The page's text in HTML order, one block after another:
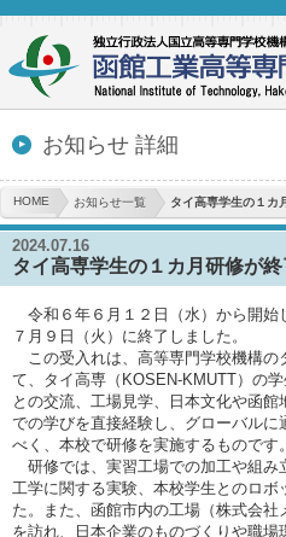
お知らせ 詳細
HOME お知らせ一覧 タイ高専学生の１カ
2024.07.16
タイ高専学生の１カ月研修が
令和６年６月１２日（水）から開始
７月９日（火）に終了しました。
この受入れは、高等専門学校機構の
て、タイ高専（KOSEN-KMUTT）の
との交流、工場見学、日本文化や函
での学びを直接経験し、グローバル
べく、本校で研修を実施するものです。
研修では、実習工場での加工や組み
工学に関する実験、本校学生とのロボ
た。また、函館市内の工場（株式会社
を訪れ、日本企業のものづくりや職場